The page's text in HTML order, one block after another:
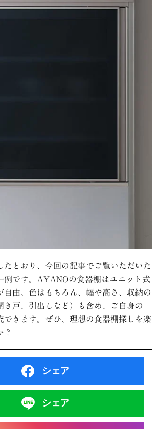
たとおり、今回の記事でご覧いただいた
例です。AYANOの食器棚はユニット式
自由。色はもちろん、幅や高さ、収納の
き戸、引出しなど）も含め、ご自身の
できます。ぜひ、理想の食器棚探しを楽
？
シェア
シェア